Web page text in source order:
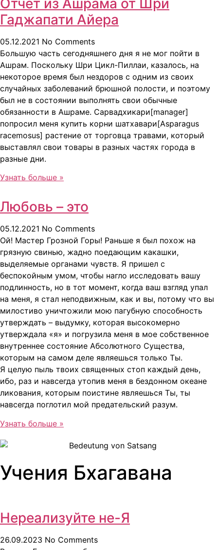
Отчет из Ашрама от Шри
Гаджапати Айера
05.12.2021 No Comments
Большую часть сегодняшнего дня я не мог пойти в
Ашрам. Поскольку Шри Цикл-Пиллаи, казалось, на
некоторое время был нездоров с одним из своих
случайных заболеваний брюшной полости, и поэтому
был не в состоянии выполнять свои обычные
обязанности в Ашраме. Сарвадхикари[manager]
попросил меня купить корни шатхавари[Asparagus
racemosus] растение от торговца травами, который
выставлял свои товары в разных частях города в
разные дни.
Узнать больше »
Любовь – это
05.12.2021 No Comments
Ой! Мастер Грозной Горы! Раньше я был похож на
грязную свинью, жадно поедающим какашки,
выделяемые органами чувств. Я пришел с
беспокойным умом, чтобы нагло исследовать вашу
подлинность, но в тот момент, когда ваш взгляд упал
на меня, я стал неподвижным, как и вы, потому что вы
милостиво уничтожили мою пагубную способность
утверждать – выдумку, которая высокомерно
утверждала «я» и погрузила меня в мое собственное
внутреннее состояние Абсолютного Существа,
которым на самом деле являешься только Ты.
Я целую пыль твоих священных стоп каждый день,
ибо, раз и навсегда утопив меня в бездонном океане
ликования, которым поистине являешься Ты, ты
навсегда поглотил мой предательский разум.
Узнать больше »
Учения Бхагавана
Нереализуйте не-Я
26.09.2023 No Comments